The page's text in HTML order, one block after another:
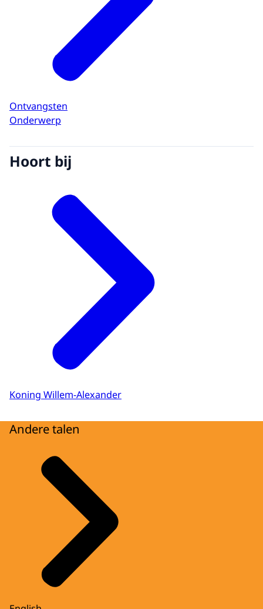
Ontvangsten
Onderwerp
Hoort bij
Koning Willem-Alexander
Andere talen